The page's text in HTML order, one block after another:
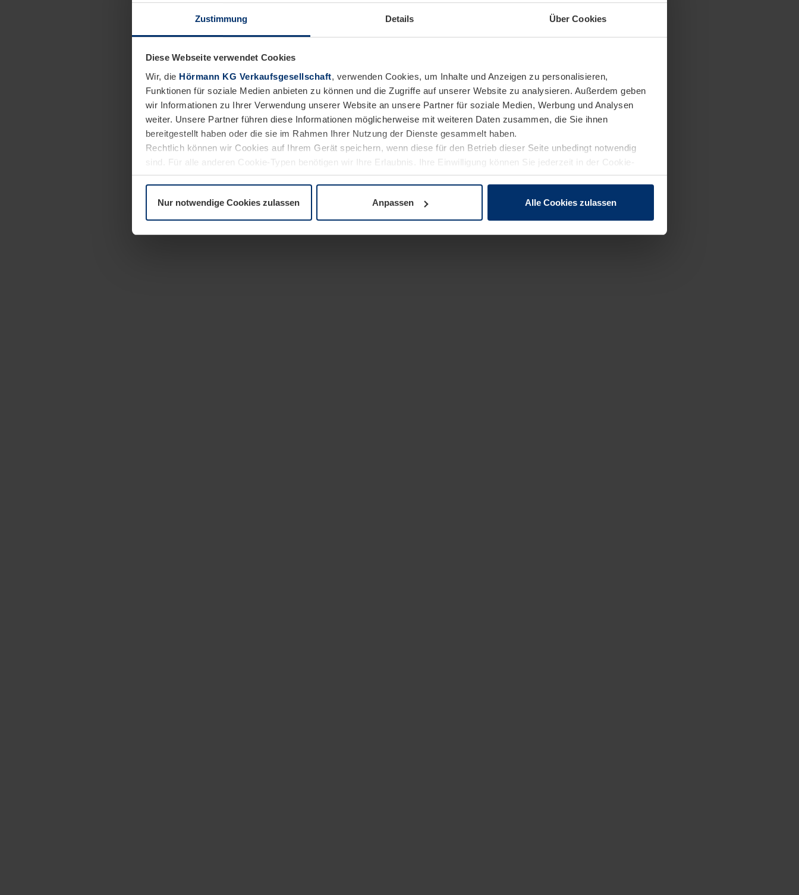
Zustimmung Details Über Cookies
Diese Webseite verwendet Cookies
Wir, die Hörmann KG Verkaufsgesellschaft, verwenden Cookies, um Inhalte und Anzeigen zu personalisieren,
Funktionen für soziale Medien anbieten zu können und die Zugriffe auf unserer Website zu analysieren. Außerdem geben
wir Informationen zu Ihrer Verwendung unserer Website an unsere Partner für soziale Medien, Werbung und Analysen
weiter. Unsere Partner führen diese Informationen möglicherweise mit weiteren Daten zusammen, die Sie ihnen
bereitgestellt haben oder die sie im Rahmen Ihrer Nutzung der Dienste gesammelt haben.
Rechtlich können wir Cookies auf Ihrem Gerät speichern, wenn diese für den Betrieb dieser Seite unbedingt notwendig
sind. Für alle anderen Cookie-Typen benötigen wir Ihre Erlaubnis. Ihre Einwilligung können Sie jederzeit in der Cookie-
Erläuterung auf der SeiteDatenschutzerklärungunserer Website ändern oder widerrufen.
Nur notwendige Cookies zulassen Anpassen Alle Cookies zulassen